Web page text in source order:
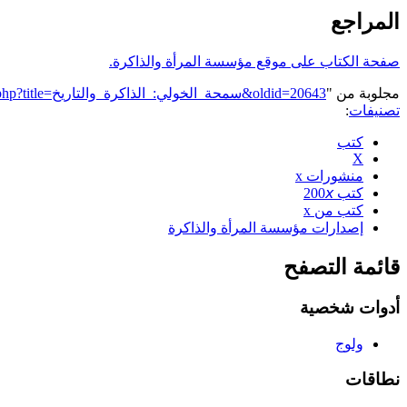
المراجع
صفحة الكتاب على موقع مؤسسة المرأة والذاكرة.
مجلوبة من "https://genderiyya.xyz/mw/index.php?title=سمحة_الخولي:_الذاكرة_والتاريخ&oldid=20643
تصنيفات:
كتب
X
منشورات x
كتب 200𝘹
كتب من x
إصدارات مؤسسة المرأة والذاكرة
قائمة التصفح
أدوات شخصية
ولوج
نطاقات